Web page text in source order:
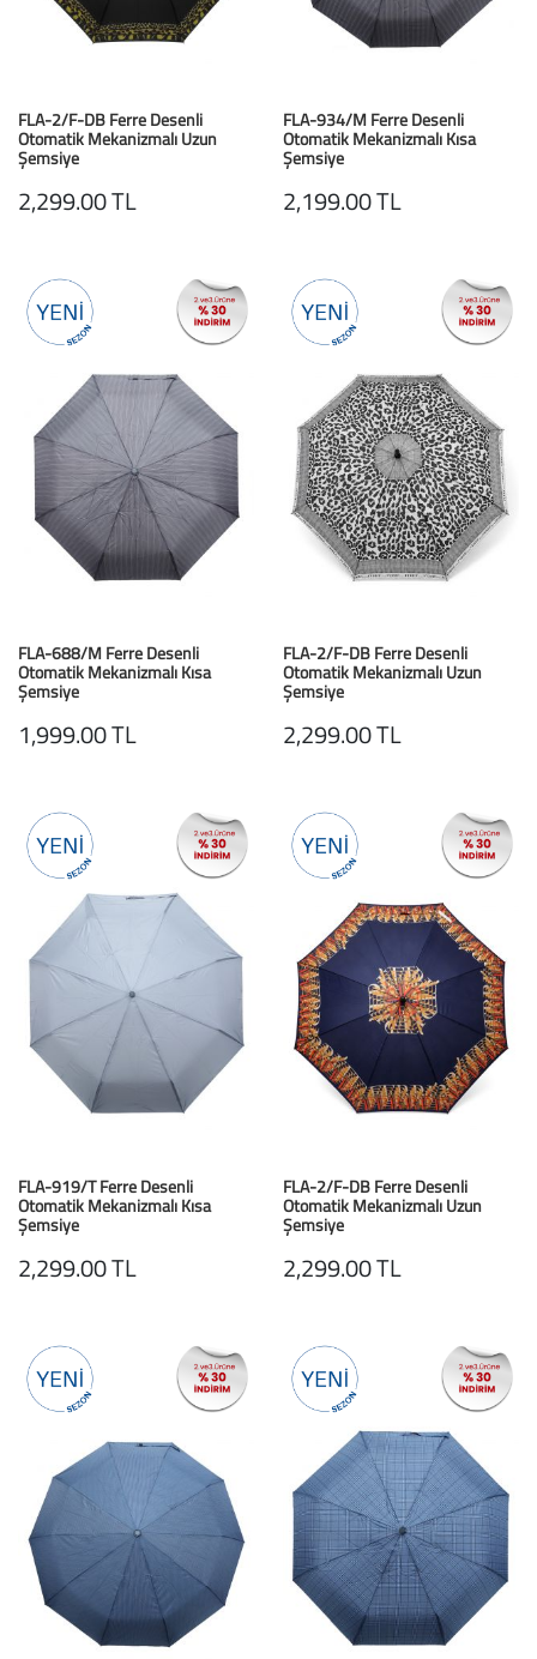
FLA-2/F-DB Ferre Desenli
Otomatik Mekanizmalı Uzun
Şemsiye
LEOPAR
2,299.00 TL
FLA-934/M Ferre Desenli
Otomatik Mekanizmalı Kısa
Şemsiye
Gri Çizgi Desenli
2,199.00 TL
FLA-688/M Ferre Desenli
Otomatik Mekanizmalı Kısa
Şemsiye
Kahve Çizgi Desenli
1,999.00 TL
FLA-2/F-DB Ferre Desenli
Otomatik Mekanizmalı Uzun
Şemsiye
Leopar V3 Desenli
2,299.00 TL
FLA-919/T Ferre Desenli
Otomatik Mekanizmalı Kısa
Şemsiye
Gri / Grey
2,299.00 TL
FLA-2/F-DB Ferre Desenli
Otomatik Mekanizmalı Uzun
Şemsiye
Lacivert Desenli
2,299.00 TL